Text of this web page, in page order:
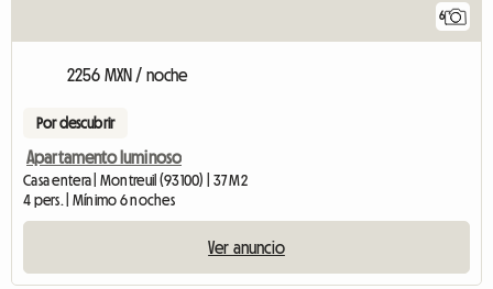
6
2256 MXN / noche
Por descubrir
Apartamento luminoso
Casa entera | Montreuil (93100) | 37 M2
4 pers. | Mínimo 6 noches
Ver anuncio